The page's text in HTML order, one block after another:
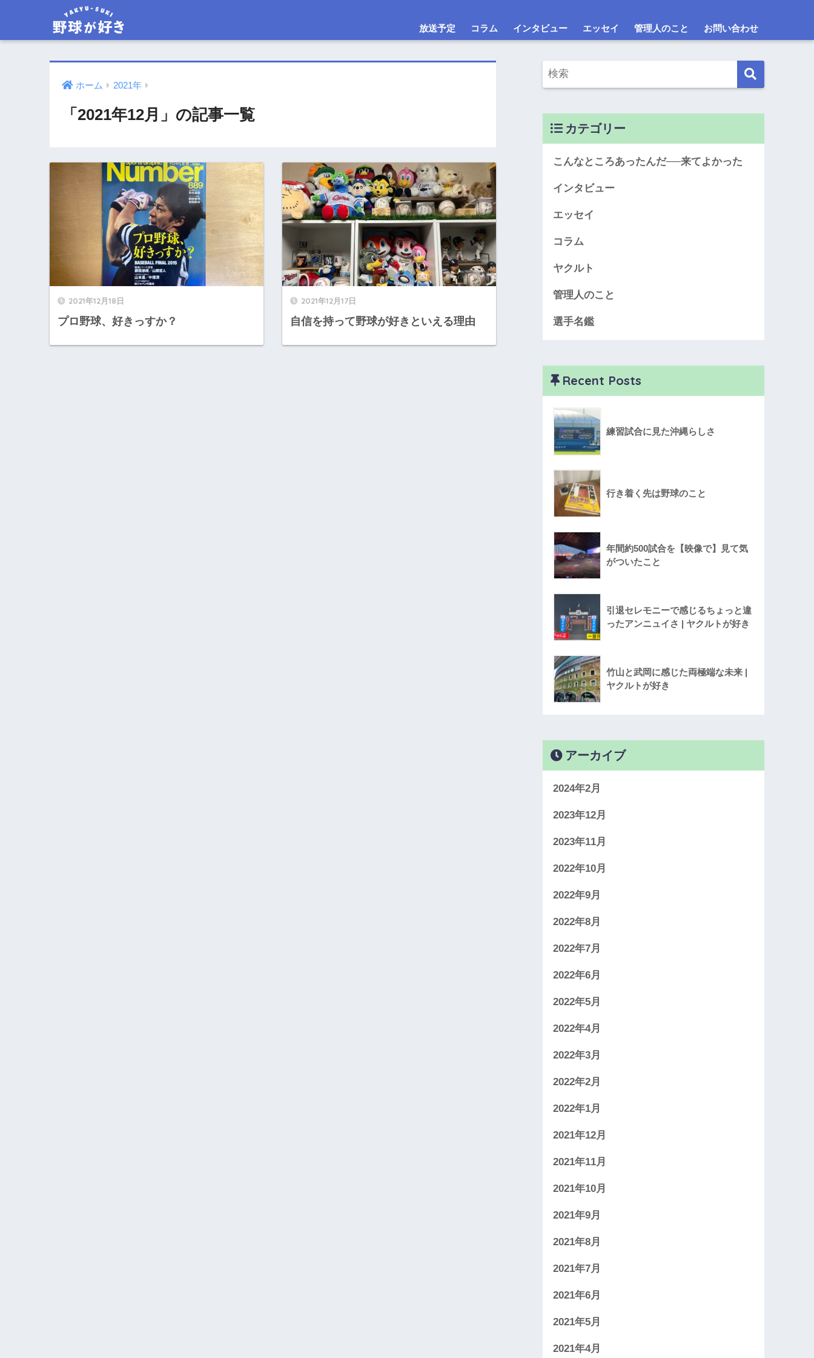
放送予定 コラム インタビュー エッセイ 管理人のこと お問い合わせ
ホーム 2021年
「2021年12月」の記事一覧
2021年12月18日
プロ野球、好きっすか？
2021年12月17日
自信を持って野球が好きといえる理由
カテゴリー
こんなところあったんだ──来てよかった
インタビュー
エッセイ
コラム
ヤクルト
管理人のこと
選手名鑑
Recent Posts
練習試合に見た沖縄らしさ
行き着く先は野球のこと
年間約500試合を【映像で】見て気
がついたこと
引退セレモニーで感じるちょっと違
ったアンニュイさ | ヤクルトが好き
竹山と武岡に感じた両極端な未来 |
ヤクルトが好き
アーカイブ
2024年2月
2023年12月
2023年11月
2022年10月
2022年9月
2022年8月
2022年7月
2022年6月
2022年5月
2022年4月
2022年3月
2022年2月
2022年1月
2021年12月
2021年11月
2021年10月
2021年9月
2021年8月
2021年7月
2021年6月
2021年5月
2021年4月